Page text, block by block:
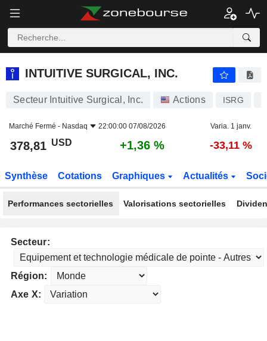
INTUITIVE SURGICAL, INC.
INTUITIVE SURGICAL, INC.
Secteur Intuitive Surgical, Inc. Actions ISRG
Marché Fermé - Nasdaq 22:00:00 07/08/2026 Varia. 1 janv.
378,81 USD +1,36 % -33,11 %
Synthèse Cotations Graphiques Actualités
Performances sectorielles Valorisations sectorielles
Secteur:
Région:
Axe X: